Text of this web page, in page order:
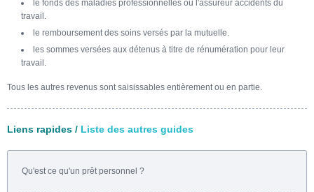
le fonds des maladies professionnelles ou l'assureur accidents du
travail.
le remboursement des soins versés par la mutuelle.
les sommes versées aux détenus à titre de rénumération pour leur
travail.
Tous les autres revenus sont saisissables entièrement ou en partie.
Liens rapides / Liste des autres guides
Qu'est ce qu'un prêt personnel ?